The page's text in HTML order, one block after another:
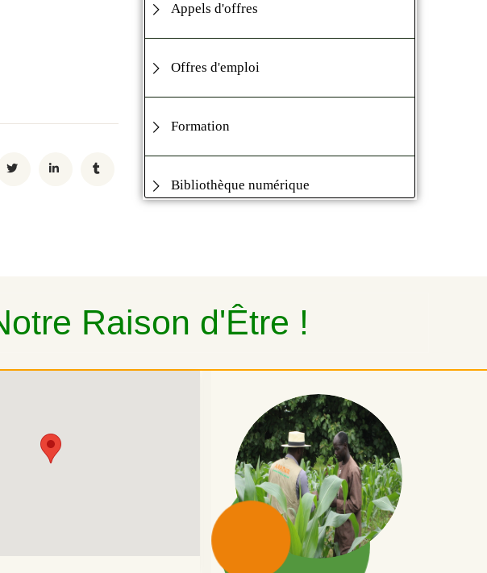
Appels d'offres
Offres d'emploi
Formation
Bibliothèque numérique
Raison d'Être !